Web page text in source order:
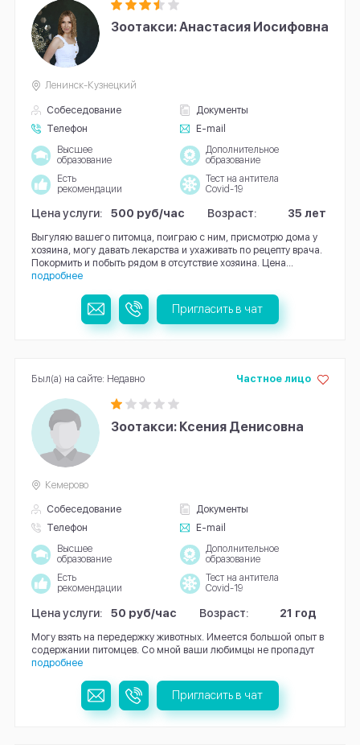
Зоотакси: Анастасия Иосифовна
Собеседование
Документы
Телефон
E-mail
Ленинск-Кузнецкий
Высшее
образование
Дополнительное
образование
Есть
рекомендации
Тест на антитела
Covid-19
Цена услуги: 500 руб/час Возраст: 35 лет
Выгуляю вашего питомца, поиграю с ним, присмотрю дома у
хозяина, могу давать лекарства и ухаживать по рецепту врача.
Покормить и побыть рядом в отсутствие хозяина. Цена...
подробнее
Пригласить в чат
Зоотакси: Ксения Денисовна
Собеседование
Документы
Телефон
E-mail
Частное лицо
Кемерово
Высшее
образование
Дополнительное
образование
Есть
рекомендации
Тест на антитела
Covid-19
Цена услуги: 50 руб/час Возраст: 21 год
Могу взять на передержку животных. Имеется большой опыт в
содержании питомцев. Со мной ваши любимцы не пропадут
подробнее
Был(а) на сайте: Недавно
Пригласить в чат